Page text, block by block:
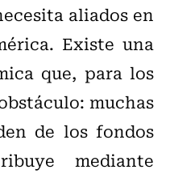
aliados en
Existe una
que, para los
muchas
de los fondos
mediante